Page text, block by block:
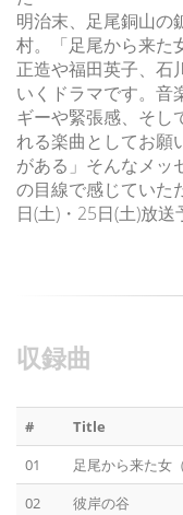
明治末、足尾銅山の
村。「足尾から来た
正造や福田英子、石
いくドラマです。音
ギーや緊張感、そし
れる楽曲としてお願
がある」そんなメッ
の目線で感じていた
日(土)・25日(土)放送
収録曲
#
Title
01
足尾から来た女
02
彼岸の谷